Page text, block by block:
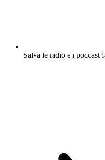
Salva le radio e i podcast